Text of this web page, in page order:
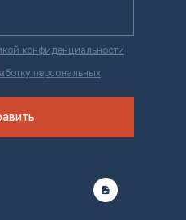
конфиденциальности
персональных